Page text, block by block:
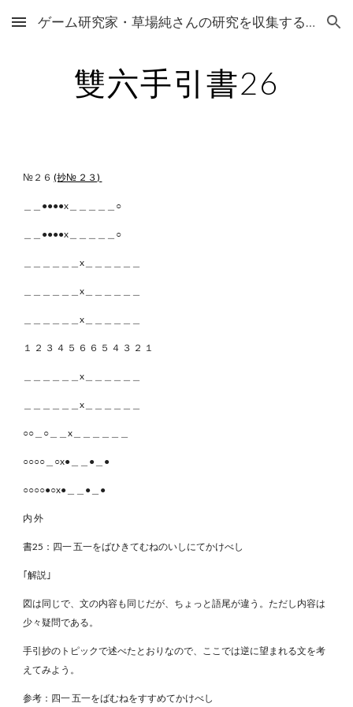
Skip to main content Skip to navigation
ゲーム研究家・草場純さんの研究を収集するサイト
雙六手引書26
№２６ (抄№ ２３)
＿＿●●●●x＿＿＿＿＿○
＿＿●●●●x＿＿＿＿＿○
＿＿＿＿＿＿x＿＿＿＿＿＿
＿＿＿＿＿＿x＿＿＿＿＿＿
＿＿＿＿＿＿x＿＿＿＿＿＿
１ ２ ３ ４ ５ ６ ６ ５ ４ ３ ２ １
＿＿＿＿＿＿x＿＿＿＿＿＿
＿＿＿＿＿＿x＿＿＿＿＿＿
○○＿○＿＿x＿＿＿＿＿＿
○○○○＿○x●＿＿●＿●
○○○○●○x●＿＿●＿●
内 外
書25：四一 五一をばひきてむねのいしにてかけべし
｢解説｣
図は同じで、文の内容も同じだが、ちょっと語尾が違う。ただし内容は
少々疑問である。
手引抄のトピックで述べたとおりなので、ここでは逆に望まれる文を考
えてみよう。
参考：四一 五一をばむねをすすめてかけべし